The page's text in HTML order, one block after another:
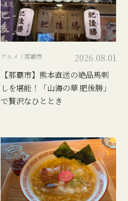
グルメ｜那覇市 2026.08.01
【那覇市】熊本直送の絶品馬刺
しを堪能！「山海の華 肥後勝」
で贅沢なひととき